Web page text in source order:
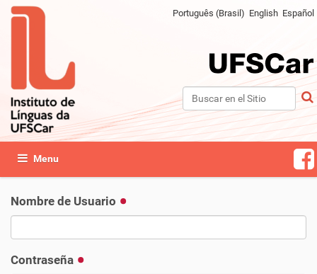
Buscar
Búsqueda Avanzada…
Português (Brasil) English Español
Mostrar/Ocultar navegación
Nombre de Usuario
Contraseña